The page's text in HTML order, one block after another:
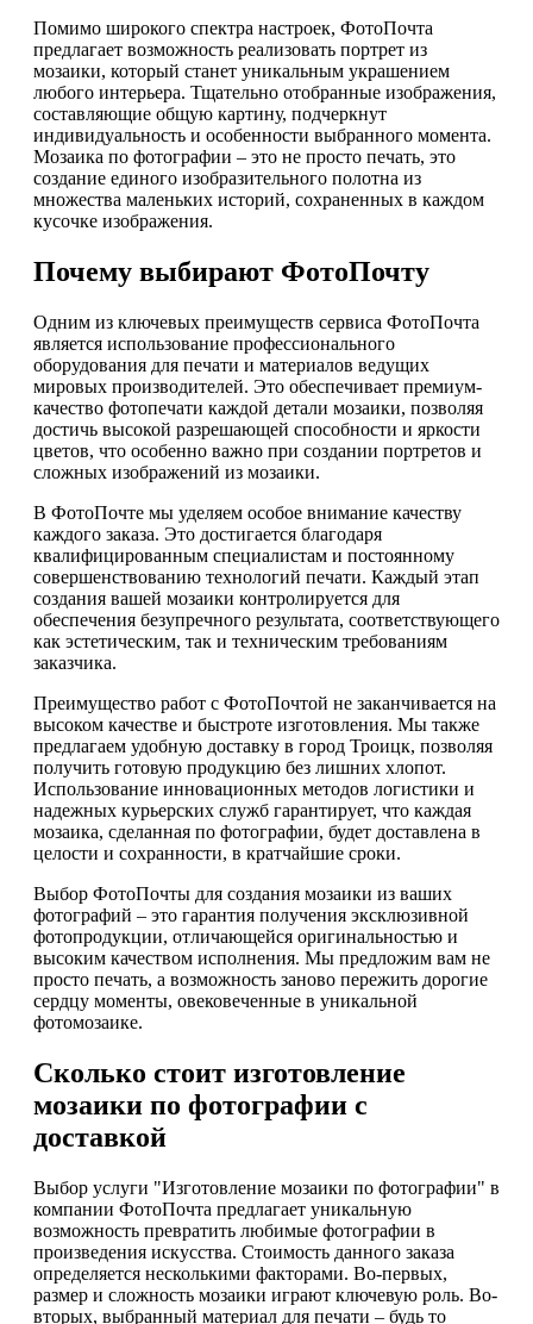
Помимо широкого спектра настроек, ФотоПочта
предлагает возможность реализовать портрет из
мозаики, который станет уникальным украшением
любого интерьера. Тщательно отобранные изображения,
составляющие общую картину, подчеркнут
индивидуальность и особенности выбранного момента.
Мозаика по фотографии – это не просто печать, это
создание единого изобразительного полотна из
множества маленьких историй, сохраненных в каждом
кусочке изображения.
Почему выбирают ФотоПочту
Одним из ключевых преимуществ сервиса ФотоПочта
является использование профессионального
оборудования для печати и материалов ведущих
мировых производителей. Это обеспечивает премиум-
качество фотопечати каждой детали мозаики, позволяя
достичь высокой разрешающей способности и яркости
цветов, что особенно важно при создании портретов и
сложных изображений из мозаики.
В ФотоПочте мы уделяем особое внимание качеству
каждого заказа. Это достигается благодаря
квалифицированным специалистам и постоянному
совершенствованию технологий печати. Каждый этап
создания вашей мозаики контролируется для
обеспечения безупречного результата, соответствующего
как эстетическим, так и техническим требованиям
заказчика.
Преимущество работ с ФотоПочтой не заканчивается на
высоком качестве и быстроте изготовления. Мы также
предлагаем удобную доставку в город Троицк, позволяя
получить готовую продукцию без лишних хлопот.
Использование инновационных методов логистики и
надежных курьерских служб гарантирует, что каждая
мозаика, сделанная по фотографии, будет доставлена в
целости и сохранности, в кратчайшие сроки.
Выбор ФотоПочты для создания мозаики из ваших
фотографий – это гарантия получения эксклюзивной
фотопродукции, отличающейся оригинальностью и
высоким качеством исполнения. Мы предложим вам не
просто печать, а возможность заново пережить дорогие
сердцу моменты, овековеченные в уникальной
фотомозаике.
Сколько стоит изготовление
мозаики по фотографии с
доставкой
Выбор услуги "Изготовление мозаики по фотографии" в
компании ФотоПочта предлагает уникальную
возможность превратить любимые фотографии в
произведения искусства. Стоимость данного заказа
определяется несколькими факторами. Во-первых,
размер и сложность мозаики играют ключевую роль. Во-
вторых, выбранный материал для печати – будь то